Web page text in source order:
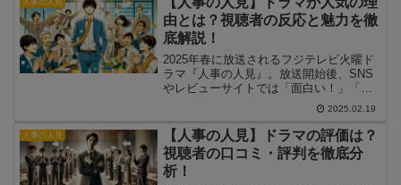
由とは？視聴者の反応と魅力を徹
底解説！
2025年春に放送されるフジテレビ火曜ド
ラマ『人事の人見』。放送開始後、SNS
やレビューサイトでは「面白い！」「癖
になる」といったポジティブな意見が多
数寄せられ、人気が急上昇中！なぜ『人
事の人見』はここまで話題になっている
のでしょうか？この記事では、本作の人
気の理由や視聴者の反応を徹底解説して
いきます。
2025.02.19
人事の人見
【人事の人見】ドラマの評価は？
視聴者の口コミ・評判を徹底分
析！